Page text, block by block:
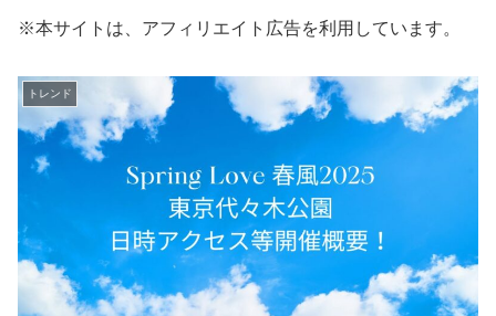
※本サイトは、アフィリエイト広告を利用しています。
トレンド